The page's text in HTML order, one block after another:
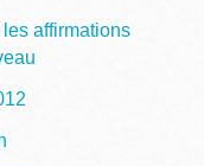
affirmations